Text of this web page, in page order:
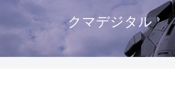
クマデジタル